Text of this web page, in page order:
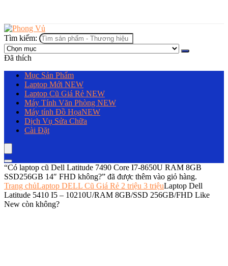
Tìm kiếm:
Đã thích
Mục Sản Phẩm
Laptop Mới NEW
Laptop Cũ Giá Rẻ NEW
Máy Tính Văn Phòng NEW
Máy tính Đồ HọaNEW
Dịch Vụ Sửa Chữa
Cài Đặt
“Có laptop cũ Dell Latitude 7490 Core I7-8650U RAM 8GB
SSD256GB 14″ FHD không?” đã được thêm vào giỏ hàng.
Trang chủLaptop DELL Cũ Giá Rẻ 2 triệu 3 triệuLaptop Dell
Latitude 5410 I5 – 10210U/RAM 8GB/SSD 256GB/FHD Like
New còn không?